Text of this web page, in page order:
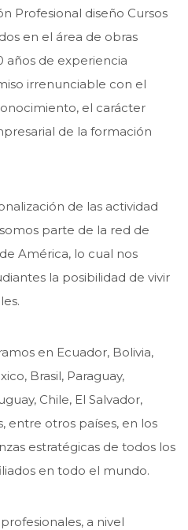
Profesional diseño Cursos
en el área de obras
años de experiencia
irrenunciable con el
el carácter
de la formación
de las actividad
parte de la red de
América, lo cual nos
la posibilidad de vivir
en Ecuador, Bolivia,
Brasil, Paraguay,
Chile, El Salvador,
entre otros países, en los
estratégicas de todos los
en todo el mundo.
a nivel